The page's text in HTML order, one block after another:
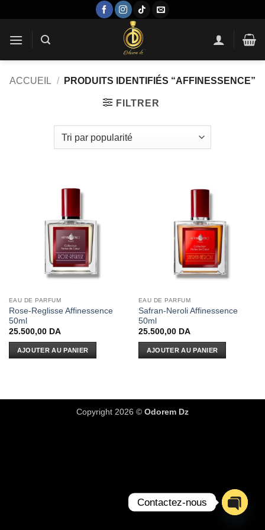
contenu
ACCUEIL / PRODUITS IDENTIFIÉS “AFFINESSENCE”
FILTRER
EAU DE PARFUM
Rose-Reglisse Affinessence
50ml
25.500,00 DA
AJOUTER AU PANIER
EAU DE PARFUM
Safran-Neroli Affinessence
50ml
25.500,00 DA
AJOUTER AU PANIER
Copyright 2026 © Odorem Dz
Contactez-nous